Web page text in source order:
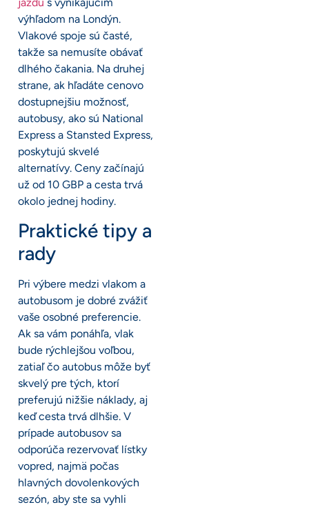
výhľadom na Londýn.
Vlakové spoje sú časté,
takže sa nemusíte obávať
dlhého čakania. Na druhej
strane, ak hľadáte cenovo
dostupnejšiu možnosť,
autobusy, ako sú National
Express a Stansted Express,
poskytujú skvelé
alternatívy. Ceny začínajú
už od 10 GBP a cesta trvá
okolo jednej hodiny.
Praktické tipy a
rady
Pri výbere medzi vlakom a
autobusom je dobré zvážiť
vaše osobné preferencie.
Ak sa vám ponáhľa, vlak
bude rýchlejšou voľbou,
zatiaľ čo autobus môže byť
skvelý pre tých, ktorí
preferujú nižšie náklady, aj
keď cesta trvá dlhšie. V
prípade autobusov sa
odporúča rezervovať lístky
vopred, najmä počas
hlavných dovolenkových
sezón, aby ste sa vyhli